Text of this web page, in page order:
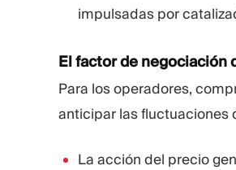
impulsadas por
El factor de negociación
Para los operadores,
anticipar las fluctuaciones
La acción del precio